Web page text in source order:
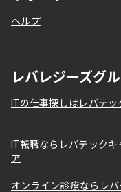
ヘルプ
レバレジーズグ
ITの仕事探しはレバテッ
IT転職ならレバテックキ
ア
オンライン診療ならレバ